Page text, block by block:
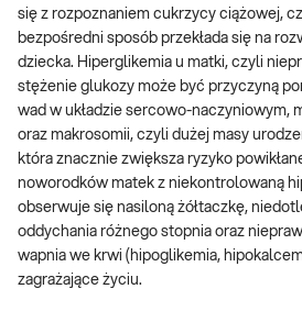
się z rozpoznaniem cukrzycy ciążowej,
bezpośredni sposób przekłada się na
dziecka. Hiperglikemia u matki, czyli
stężenie glukozy może być przyczyną
wad w układzie sercowo-naczyniowym,
oraz makrosomii, czyli dużej masy
która znacznie zwiększa ryzyko
noworodków matek z niekontrolowaną
obserwuje się nasiloną żółtaczkę,
oddychania różnego stopnia oraz
wapnia we krwi (hipoglikemia,
zagrażające życiu.